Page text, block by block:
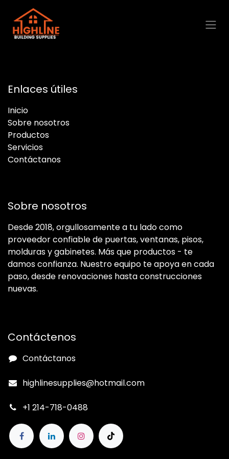
Ir al contenido
Enlaces útiles
Inicio
Sobre nosotros
Productos
Servicios
Contáctanos
Sobre nosotros
Desde 2018, orgullosamente a tu lado como
proveedor confiable de puertas, ventanas, pisos,
molduras y gabinetes. Más que productos - te
damos confianza. Nuestro equipo te apoya en cada
paso, desde renovaciones hasta construcciones
nuevas.
Contáctenos
Contáctanos
highlinesupplies@hotmail.com
+1 214-718-0488